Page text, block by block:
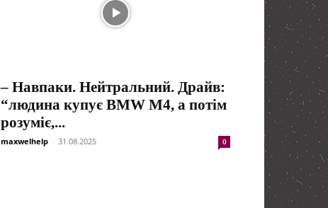
– Навпаки. Нейтральний. Драйв:
“людина купує BMW M4, а потім
розуміє,...
maxwelhelp - 31.08.2025 0